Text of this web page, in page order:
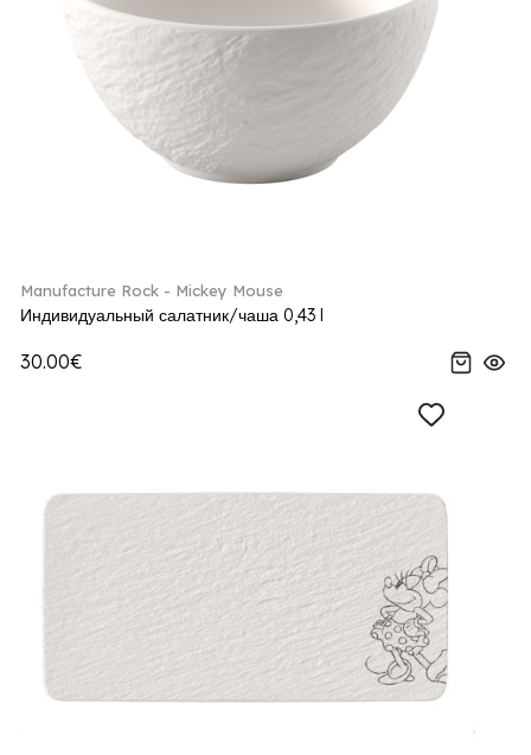
Manufacture Rock - Mickey Mouse
Индивидуальный салатник/чаша 0,43 l
30.00€